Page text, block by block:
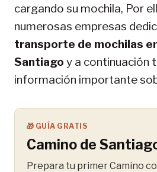
cargando su mochila, Por
numerosas empresas
transporte de mochilas
Santiago y a continuación
información importante
🎁 GUÍA GRATIS
Camino de
Prepara tu primer Camino